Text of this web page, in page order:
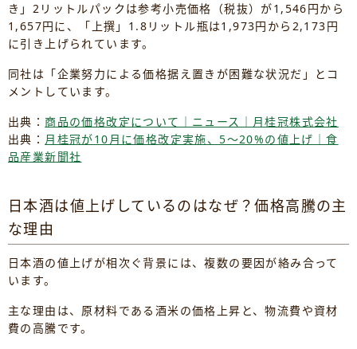
き」2リットルパックは参考小売価格（税抜）が1,546円から
1,657円に、「上撰」1.8リットル瓶は1,973円から2,173円
に引き上げられています。
同社は「企業努力による価格据え置きが困難な状況だ」とコ
メントしています。
出典： 商品の価格改定について｜ニュース｜月桂冠株式会社
出典： 月桂冠が10月に価格改定実施、5～20%の値上げ｜食
品産業新聞社
日本酒は値上げしているのはなぜ？価格高騰の主
な理由
日本酒の値上げが相次ぐ背景には、複数の要因が絡み合って
います。
主な理由は、原材料である酒米の価格上昇と、物流費や資材
費の高騰です。